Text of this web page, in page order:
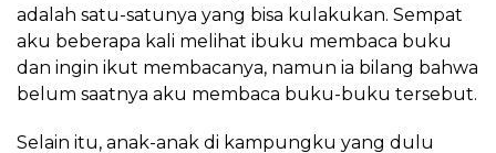
adalah satu-satunya yang bisa kulakukan. Sempat
aku beberapa kali melihat ibuku membaca buku
dan ingin ikut membacanya, namun ia bilang bahwa
belum saatnya aku membaca buku-buku tersebut.
Selain itu, anak-anak di kampungku yang dulu